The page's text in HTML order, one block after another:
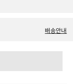
배송안내